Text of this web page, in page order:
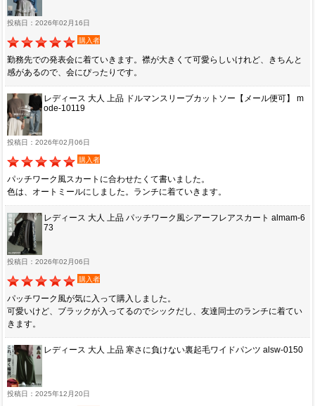
投稿日：2026年02月16日
購入者
勤務先での発表会に着ていきます。襟が大きくて可愛らしいけれど、きちんと
感があるので、会にぴったりです。
レディース 大人 上品 ドルマンスリーブカットソー【メール便可】 m
ode-10119
投稿日：2026年02月06日
購入者
パッチワーク風スカートに合わせたくて書いました。
色は、オートミールにしました。ランチに着ていきます。
レディース 大人 上品 パッチワーク風シアーフレアスカート almam-6
73
投稿日：2026年02月06日
購入者
パッチワーク風が気に入って購入しました。
可愛いけど、ブラックが入ってるのでシックだし、友達同士のランチに着てい
きます。
レディース 大人 上品 寒さに負けない裏起毛ワイドパンツ alsw-0150
投稿日：2025年12月20日